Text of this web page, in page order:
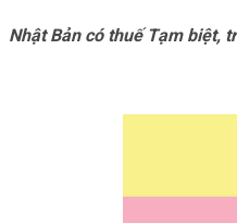
Nhật Bản có thuế Tạm biệt,